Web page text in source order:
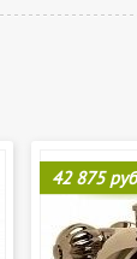
42 875